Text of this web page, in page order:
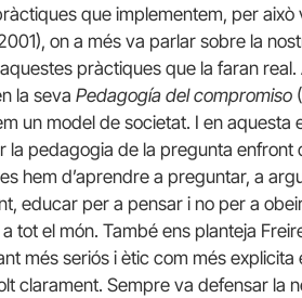
que implementem, per això
on a més va parlar sobre la
pràctiques que la faran
la seva Pedagogía del compromiso
un model de societat. I en aquesta
la pedagogia de la pregunta
hem d’aprendre a preguntar, a
educar per a pensar i no per a
tot el món. També ens planteja
més seriós i ètic com més explicita
clarament. Sempre va defensar la